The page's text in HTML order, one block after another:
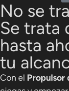
No se
Se trata
hasta
tu
Con el Propulsor